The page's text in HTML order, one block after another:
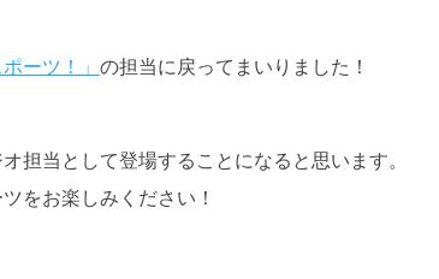
ーツ！」 の担当に戻ってまいりました！
担当として登場することになると思います。
をお楽しみください！